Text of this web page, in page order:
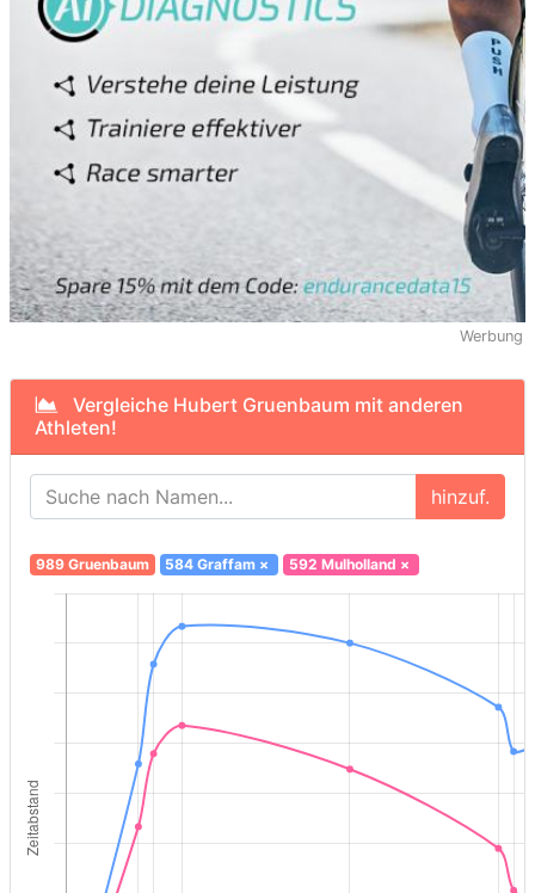
Werbung
Vergleiche Hubert Gruenbaum mit anderen
Athleten!
hinzuf.
989 Gruenbaum 584 Graffam × 592 Mulholland ×